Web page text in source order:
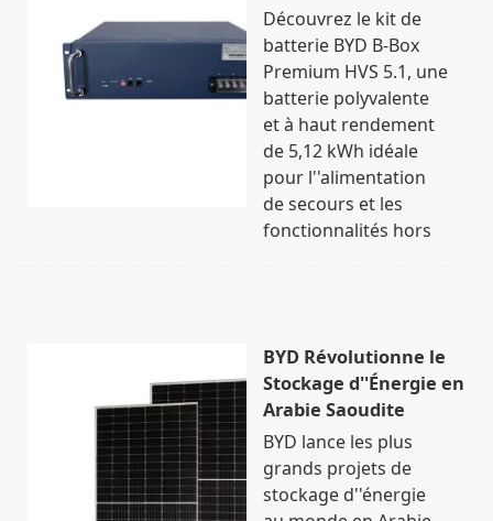
Découvrez le kit de
batterie BYD B-Box
Premium HVS 5.1, une
batterie polyvalente
et à haut rendement
de 5,12 kWh idéale
pour l''alimentation
de secours et les
fonctionnalités hors
BYD Révolutionne le
Stockage d''Énergie en
Arabie Saoudite
BYD lance les plus
grands projets de
stockage d''énergie